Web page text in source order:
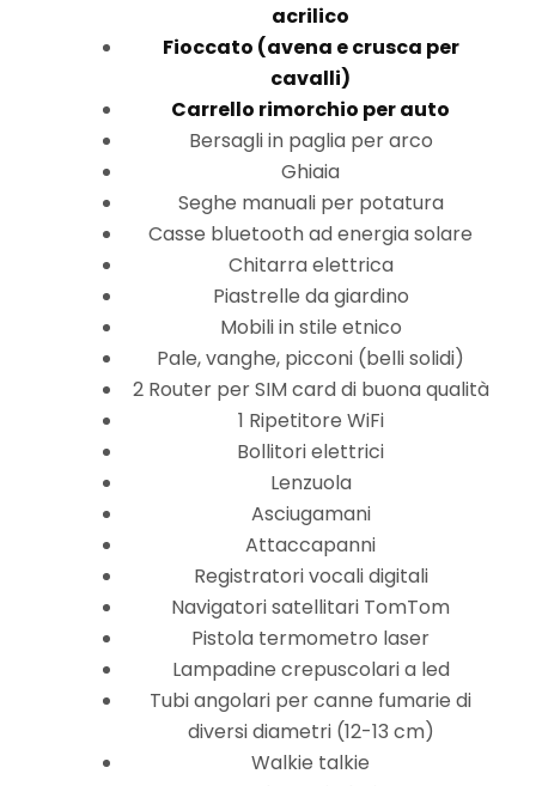
acrilico
Fioccato (avena e crusca per
cavalli)
Carrello rimorchio per auto
Bersagli in paglia per arco
Ghiaia
Seghe manuali per potatura
Casse bluetooth ad energia solare
Chitarra elettrica
Piastrelle da giardino
Mobili in stile etnico
Pale, vanghe, picconi (belli solidi)
2 Router per SIM card di buona qualità
1 Ripetitore WiFi
Bollitori elettrici
Lenzuola
Asciugamani
Attaccapanni
Registratori vocali digitali
Navigatori satellitari TomTom
Pistola termometro laser
Lampadine crepuscolari a led
Tubi angolari per canne fumarie di
diversi diametri (12-13 cm)
Walkie talkie